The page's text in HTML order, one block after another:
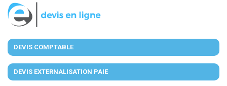
DEVIS COMPTABLE
DEVIS EXTERNALISATION PAIE